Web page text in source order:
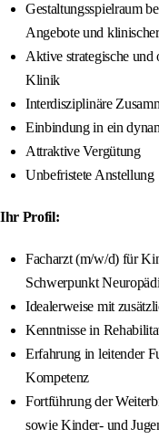
Gestaltungsspielraum
Angebote und
Aktive strategische und
Klinik
Interdisziplinäre
Einbindung in ein
Attraktive Vergütung
Unbefristete Anstellung
Ihr Profil:
Facharzt (m/w/d) für
Schwerpunkt
Idealerweise mit
Kenntnisse in
Erfahrung in leitender
Kompetenz
Fortführung der
sowie Kinder- und